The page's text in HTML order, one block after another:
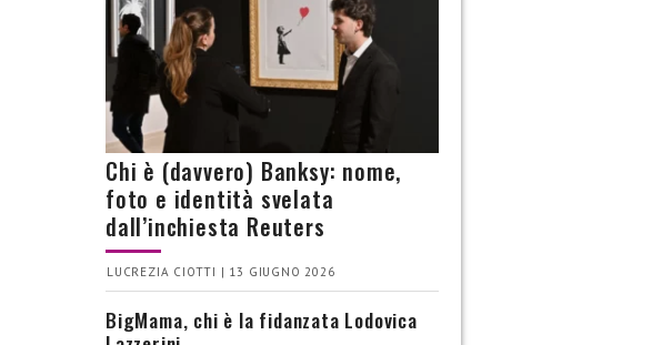
Chi è (davvero) Banksy: nome,
foto e identità svelata
dall’inchiesta Reuters
LUCREZIA CIOTTI | 13 GIUGNO 2026
BigMama, chi è la fidanzata Lodovica